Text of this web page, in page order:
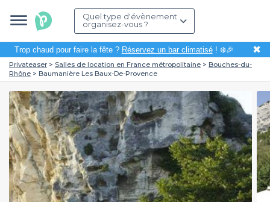
Quel type d'évènement
organisez-vous ?
Trop chaud pour faire la fête ? Réservez un bar climatisé! ❄️🎉 ✖
Privateaser Salles de location en France métropolitaine
Bouches-du-
Rhône
Baumanière Les Baux-De-Provence